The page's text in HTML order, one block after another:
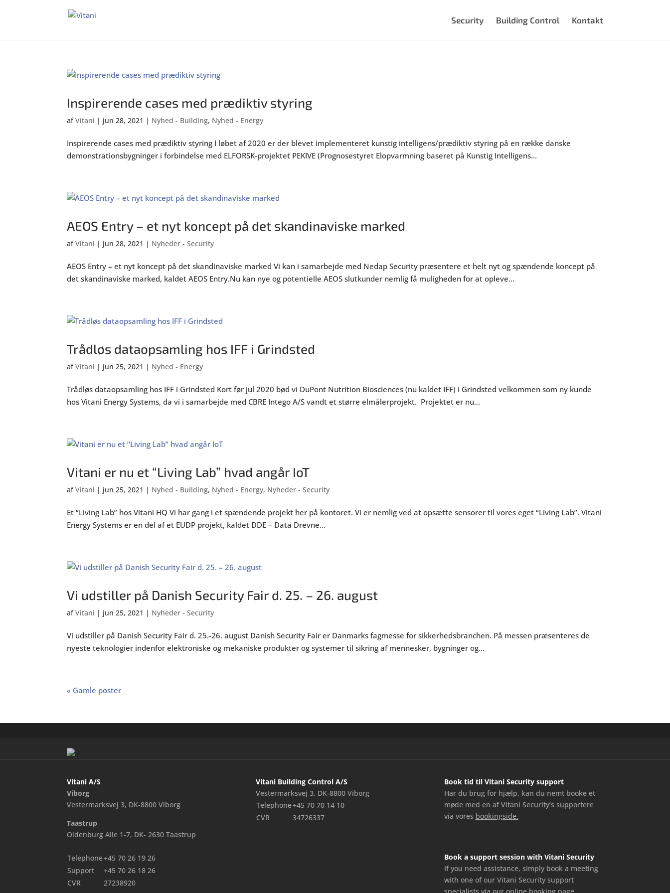
Security Building Control Kontakt
Inspirerende cases med prædiktiv styring
afVitani | jun 28, 2021 | Nyhed - Building, Nyhed - Energy
Inspirerende cases med prædiktiv styring I løbet af 2020 er der blevet implementeret kunstig intelligens/prædiktiv styring på en række danske
demonstrationsbygninger i forbindelse med ELFORSK-projektet PEKIVE (Prognosestyret Elopvarmning baseret på Kunstig Intelligens...
AEOS Entry – et nyt koncept på det skandinaviske marked
afVitani | jun 28, 2021 | Nyheder - Security
AEOS Entry – et nyt koncept på det skandinaviske marked Vi kan i samarbejde med Nedap Security præsentere et helt nyt og spændende koncept på
det skandinaviske marked, kaldet AEOS Entry.Nu kan nye og potentielle AEOS slutkunder nemlig få muligheden for at opleve...
Trådløs dataopsamling hos IFF i Grindsted
afVitani | jun 25, 2021 | Nyhed - Energy
Trådløs dataopsamling hos IFF i Grindsted Kort før jul 2020 bød vi DuPont Nutrition Biosciences (nu kaldet IFF) i Grindsted velkommen som ny kunde
hos Vitani Energy Systems, da vi i samarbejde med CBRE Intego A/S vandt et større elmålerprojekt. Projektet er nu...
Vitani er nu et “Living Lab” hvad angår IoT
afVitani | jun 25, 2021 | Nyhed - Building, Nyhed - Energy, Nyheder - Security
Et “Living Lab” hos Vitani HQ Vi har gang i et spændende projekt her på kontoret. Vi er nemlig ved at opsætte sensorer til vores eget “Living Lab”. Vitani
Energy Systems er en del af et EUDP projekt, kaldet DDE – Data Drevne...
Vi udstiller på Danish Security Fair d. 25. – 26. august
afVitani | jun 25, 2021 | Nyheder - Security
Vi udstiller på Danish Security Fair d. 25.-26. august Danish Security Fair er Danmarks fagmesse for sikkerhedsbranchen. På messen præsenteres de
nyeste teknologier indenfor elektroniske og mekaniske produkter og systemer til sikring af mennesker, bygninger og...
« Gamle poster
Vitani A/S
Viborg
Vestermarksvej 3, DK-8800 Viborg
Taastrup
Oldenburg Alle 1-7, DK- 2630 Taastrup
Telephone+45 70 26 19 26
Support
+45 70 26 18 26
CVR
27238920
Vitani Building Control A/S
Vestermarksvej 3, DK-8800 Viborg
Telephone+45 70 70 14 10
CVR
34726337
Book tid til Vitani Security support
Har du brug for hjælp, kan du nemt booke et
møde med en af Vitani Security’s supportere
via vores bookingside.
Book a support session with Vitani Security
If you need assistance, simply book a meeting
with one of our Vitani Security support